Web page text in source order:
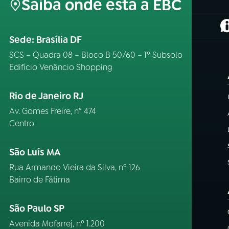
Saiba onde está a EBC
Sede: Brasília DF
SCS – Quadra 08 – Bloco B 50/60 – 1º Subsolo
Edifício Venâncio Shopping
Rio de Janeiro RJ
Av. Gomes Freire, n° 474
Centro
São Luís MA
Rua Armando Vieira da Silva, nº 126
Bairro de Fátima
São Paulo SP
Avenida Mofarrej, nº 1.200